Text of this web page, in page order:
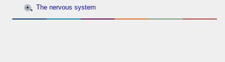
The nervous system